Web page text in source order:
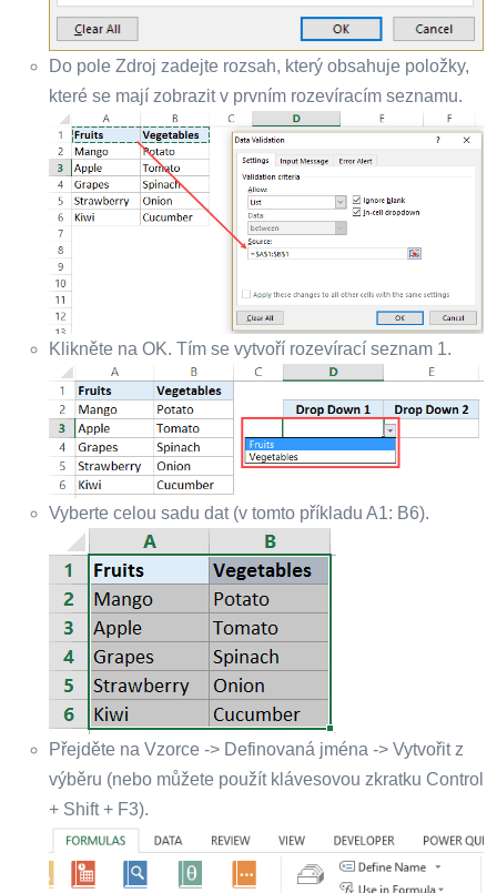
Do pole Zdroj zadejte rozsah, který obsahuje položky,
které se mají zobrazit v prvním rozevíracím seznamu.
Klikněte na OK. Tím se vytvoří rozevírací seznam 1.
Vyberte celou sadu dat (v tomto příkladu A1: B6).
Přejděte na Vzorce -> Definovaná jména -> Vytvořit z
výběru (nebo můžete použít klávesovou zkratku Control
+ Shift + F3).